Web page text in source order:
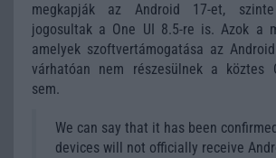
megkapják az Android 17-et, szinte
jogosultak a One UI 8.5-re is. Azok a
amelyek szoftvertámogatása az
várhatóan nem részesülnek a köztes
sem.
We can say that it has been
devices will not officially receive